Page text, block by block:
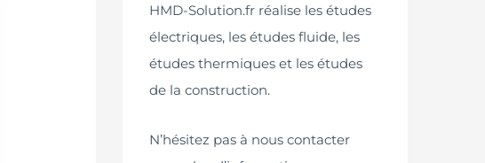
HMD-Solution.fr réalise les études
électriques, les études fluide, les
études thermiques et les études
de la construction.
N’hésitez pas à nous contacter